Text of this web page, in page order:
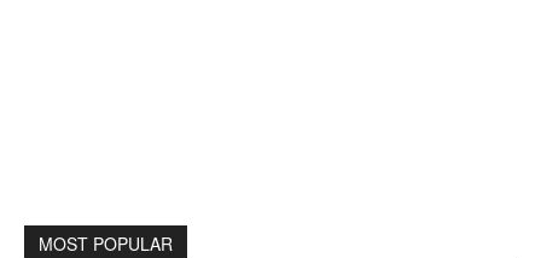
MOST POPULAR